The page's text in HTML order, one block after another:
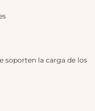
soporten la carga de los